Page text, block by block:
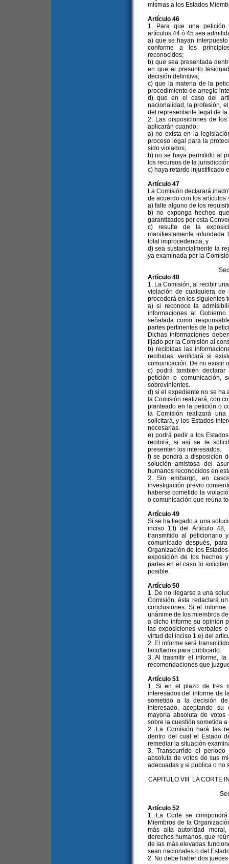
mismas a los Estados
Artículo 46
1. Para que una petición
artículos 44 ó 45 sea
a) que se hayan
conforme a los
reconocidos;
b) que sea presentada
en que el presunto
decisión definitiva;
c) que la materia de la
procedimiento de arreglo
d) que en el caso del
nacionalidad, la profesión,
del representante legal de
2. Las disposiciones de
aplicarán cuando:
a) no exista en la
proceso legal para la
sido violados;
b) no se haya permitido al
los recursos de la
c) haya retardo injustificado
Artículo 47
La Comisión declarará
de acuerdo con los artículos
a) falte alguno de los
b) no exponga hechos
garantizados por esta
c) resulte de la
manifiestamente
total improcedencia, y
d) sea sustancialmente la
ya examinada por la
Artículo 48
1. La Comisión, al recibir
violación de cualquiera de
procederá en los siguientes
a) si reconoce la
informaciones al
señalada como
partes pertinentes de la
Dichas informaciones
fijado por la Comisión al
b) recibidas las
recibidas, verificará si
comunicación. De no existir
c) podrá también
petición o comunicación,
sobrevinientes.
d) si el expediente no se ha
la Comisión realizará, con
planteado en la petición o
la Comisión realizará
solicitará, y los Estados
necesarias.
e) podrá pedir a los
recibirá, si así se le
presenten los interesados.
f) se pondrá a disposición
solución amistosa del
humanos reconocidos en
2. Sin embargo, en
investigación previo
haberse cometido la
o comunicación que reúna
Artículo 49
Si se ha llegado a una
inciso 1.f) del Artículo
transmitido al peticionario
comunicado después,
Organización de los
exposición de los hechos
partes en el caso lo
posible.
Artículo 50
1. De no llegarse a una
Comisión, ésta redactará
conclusiones. Si el
unánime de los miembros
a dicho informe su opinión
las exposiciones verbales
virtud del inciso 1.e) del
2. El informe será
facultados para publicarlo.
3. Al trasmitir el informe,
recomendaciones que
Artículo 51
1. Si en el plazo de tres
interesados del informe de
sometido a la decisión
interesado, aceptando
mayoría absoluta de
sobre la cuestión sometida
2. La Comisión hará las
dentro del cual el Estado
remediar la situación
3. Transcurrido el
absoluta de votos de sus
adecuadas y si publica o no
CAPITULO VIII LA CORTE
Artículo 52
1. La Corte se
Miembros de la
más alta autoridad
derechos humanos, que
de las más elevadas
sean nacionales o del
2. No debe haber dos